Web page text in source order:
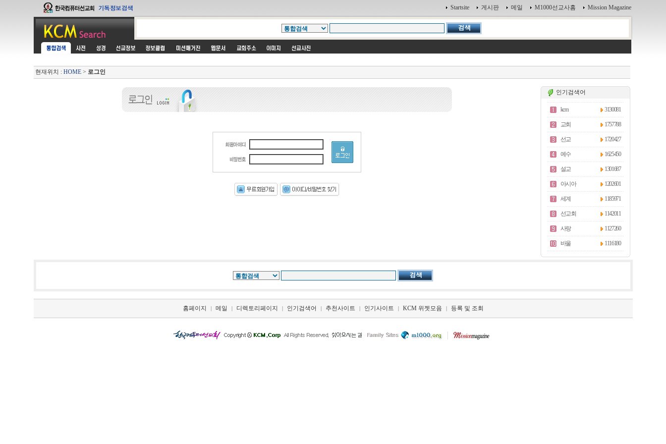
Startsite 게시판 메일 M1000선교사홈 Mission Magazine
현재위치 : HOME> 로그인
인기검색어
kcm 3130081
교회 1757788
선교 1720427
예수 1625450
설교 1301687
아시아 1202601
세계 1185971
선교회 1142011
사랑 1127260
바울 1116180
홈페이지 | 메일 | 디렉토리페이지 | 인기검색어 | 추천사이트 | 인기사이트 | KCM 위젯모음 | 등록 및 조회